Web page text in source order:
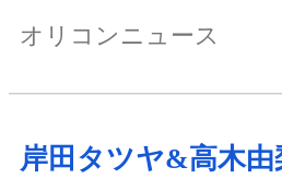
オリコンニュース
岸田タツヤ&高木由